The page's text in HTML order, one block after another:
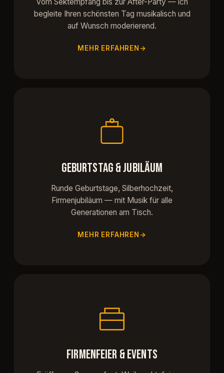
begleite Ihren schönsten Tag musikalisch und
auf Wunsch moderierend.
MEHR ERFAHREN
GEBURTSTAG & JUBILÄUM
Runde Geburtstage, Silberhochzeit,
Firmenjubiläum — mit Musik für alle
Generationen am Tisch.
MEHR ERFAHREN
FIRMENFEIER & EVENTS